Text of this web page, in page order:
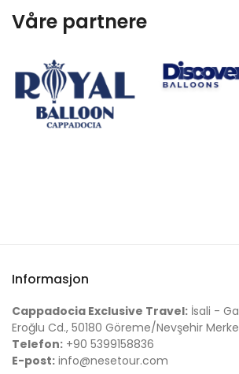
Våre partnere
Informasjon
Cappadocia Exclusive Travel: İsali -
Eroğlu Cd., 50180 Göreme/Nevşehir
Telefon: +90 5399158836
E-post: info@nesetour.com